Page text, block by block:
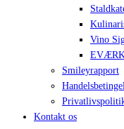
Vino
Smileyrapport
Kontakt os